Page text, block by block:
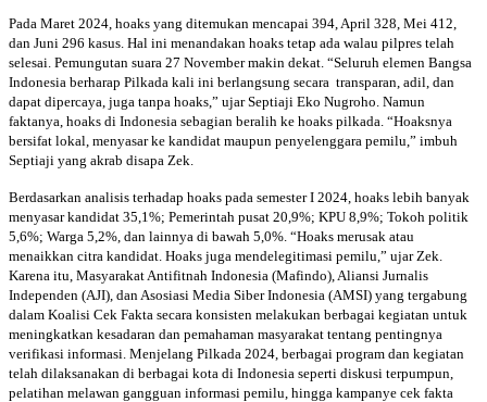
Pada Maret 2024, hoaks yang ditemukan mencapai 394, April 328, Mei 412,
dan Juni 296 kasus. Hal ini menandakan hoaks tetap ada walau pilpres telah
selesai. Pemungutan suara 27 November makin dekat. “Seluruh elemen Bangsa
Indonesia berharap Pilkada kali ini berlangsung secara transparan, adil, dan
dapat dipercaya, juga tanpa hoaks,” ujar Septiaji Eko Nugroho. Namun
faktanya, hoaks di Indonesia sebagian beralih ke hoaks pilkada. “Hoaksnya
bersifat lokal, menyasar ke kandidat maupun penyelenggara pemilu,” imbuh
Septiaji yang akrab disapa Zek.
Berdasarkan analisis terhadap hoaks pada semester I 2024, hoaks lebih banyak
menyasar kandidat 35,1%; Pemerintah pusat 20,9%; KPU 8,9%; Tokoh politik
5,6%; Warga 5,2%, dan lainnya di bawah 5,0%. “Hoaks merusak atau
menaikkan citra kandidat. Hoaks juga mendelegitimasi pemilu,” ujar Zek.
Karena itu, Masyarakat Antifitnah Indonesia (Mafindo), Aliansi Jurnalis
Independen (AJI), dan Asosiasi Media Siber Indonesia (AMSI) yang tergabung
dalam Koalisi Cek Fakta secara konsisten melakukan berbagai kegiatan untuk
meningkatkan kesadaran dan pemahaman masyarakat tentang pentingnya
verifikasi informasi. Menjelang Pilkada 2024, berbagai program dan kegiatan
telah dilaksanakan di berbagai kota di Indonesia seperti diskusi terpumpun,
pelatihan melawan gangguan informasi pemilu, hingga kampanye cek fakta